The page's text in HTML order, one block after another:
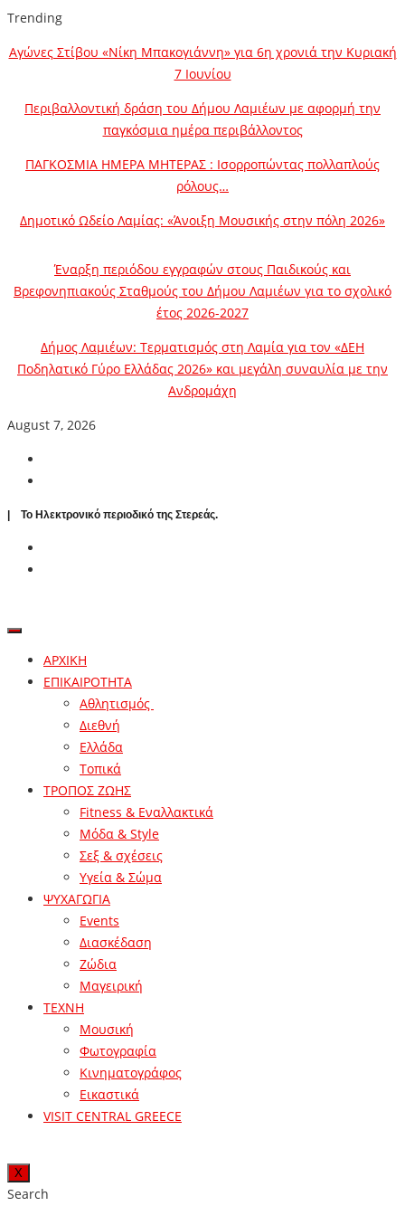
Trending
Αγώνες Στίβου «Νίκη Μπακογιάννη» για 6η χρονιά την Κυριακή
7 Ιουνίου
Περιβαλλοντική δράση του Δήμου Λαμιέων με αφορμή την
παγκόσμια ημέρα περιβάλλοντος
ΠΑΓΚΟΣΜΙΑ ΗΜΕΡΑ ΜΗΤΕΡΑΣ : Ισορροπώντας πολλαπλούς
ρόλους…
Δημοτικό Ωδείο Λαμίας: «Άνοιξη Μουσικής στην πόλη 2026»
Έναρξη περιόδου εγγραφών στους Παιδικούς και
Βρεφονηπιακούς Σταθμούς του Δήμου Λαμιέων για το σχολικό
έτος 2026-2027
Δήμος Λαμιέων: Τερματισμός στη Λαμία για τον «ΔΕΗ
Ποδηλατικό Γύρο Ελλάδας 2026» και μεγάλη συναυλία με την
Ανδρομάχη
August 7, 2026
| To Ηλεκτρονικό περιοδικό της Στερεάς.
ΑΡΧΙΚΗ
ΕΠΙΚΑΙΡΟΤΗΤΑ
Αθλητισμός
Διεθνή
Ελλάδα
Τοπικά
ΤΡΟΠΟΣ ΖΩΗΣ
Fitness & Εναλλακτικά
Μόδα & Style
Σεξ & σχέσεις
Υγεία & Σώμα
ΨΥΧΑΓΩΓΙΑ
Events
Διασκέδαση
Ζώδια
Μαγειρική
ΤΕΧΝΗ
Μουσική
Φωτογραφία
Κινηματογράφος
Εικαστικά
VISIT CENTRAL GREECE
X
Search